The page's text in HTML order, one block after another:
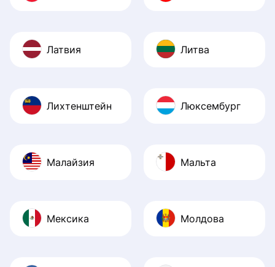
Латвия Литва
Лихтенштейн Люксембург
Малайзия Мальта
Мексика Молдова